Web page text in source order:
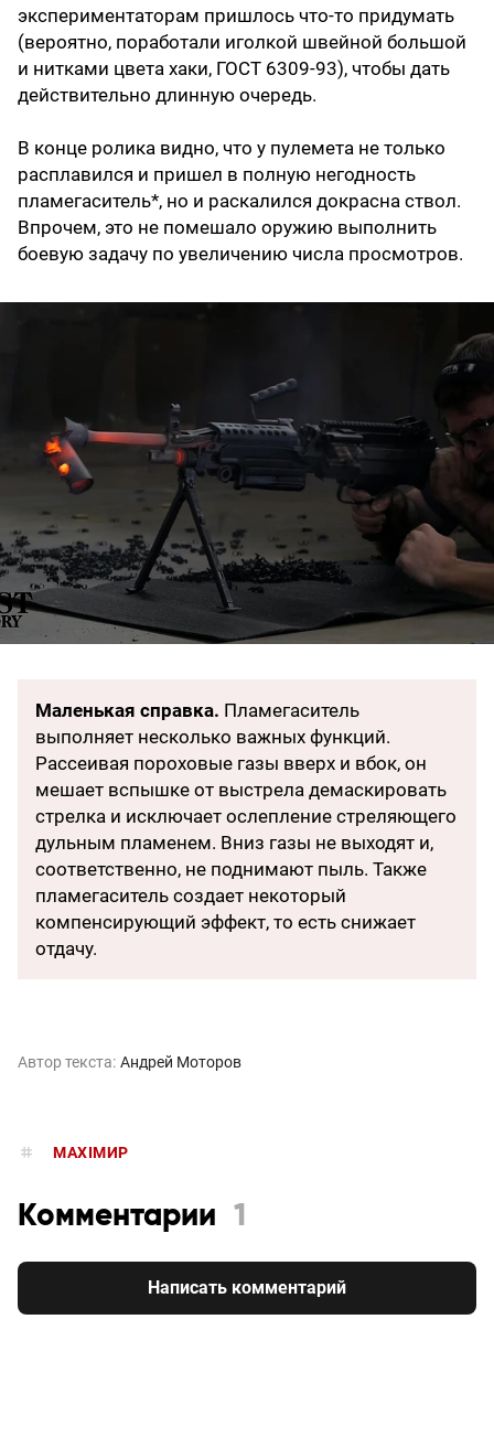
экспериментаторам пришлось что-то придумать
(вероятно, поработали иголкой швейной большой
и нитками цвета хаки, ГОСТ 6309-93), чтобы дать
действительно длинную очередь.
В конце ролика видно, что у пулемета не только
расплавился и пришел в полную негодность
пламегаситель*, но и раскалился докрасна ствол.
Впрочем, это не помешало оружию выполнить
боевую задачу по увеличению числа просмотров.
Маленькая справка. Пламегаситель
выполняет несколько важных функций.
Рассеивая пороховые газы вверх и вбок, он
мешает вспышке от выстрела демаскировать
стрелка и исключает ослепление стреляющего
дульным пламенем. Вниз газы не выходят и,
соответственно, не поднимают пыль. Также
пламегаситель создает некоторый
компенсирующий эффект, то есть снижает
отдачу.
Автор текста: Андрей Моторов
MAXIMИР
Комментарии 1
Написать комментарий